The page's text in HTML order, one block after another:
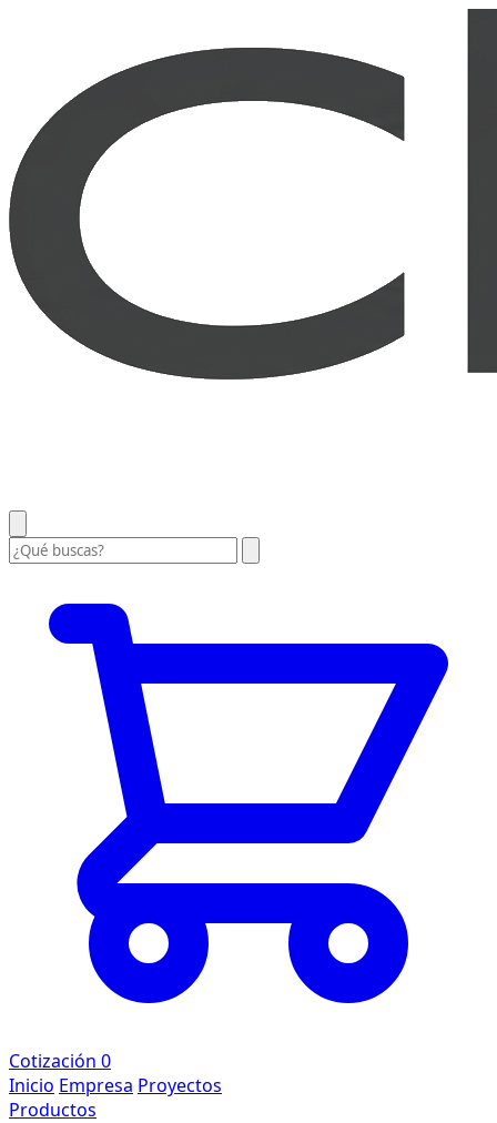
Cotización 0
Inicio Empresa Proyectos
Productos